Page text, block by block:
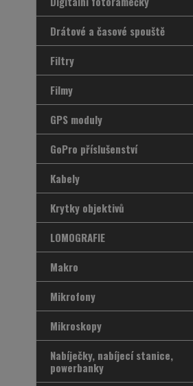
Drátové a časové spouště
Filtry
Filmy
GPS moduly
GoPro příslušenství
Kabely
Krytky objektivů
LOMOGRAFIE
Makro
Mikrofony
Mikroskopy
Nabíječky, nabíjecí stanice,
powerbanky